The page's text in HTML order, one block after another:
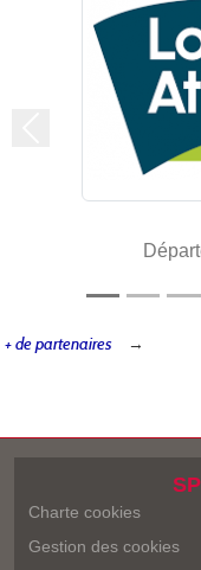
+ de partenaires
Charte cookies
Gestion des cookies